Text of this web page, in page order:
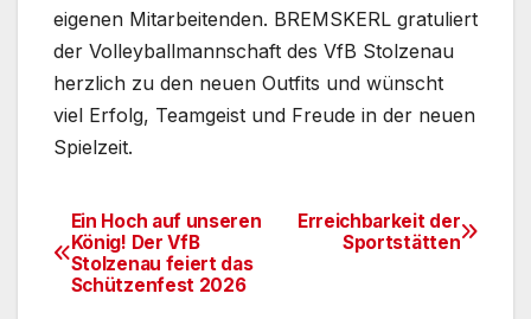
eigenen Mitarbeitenden. BREMSKERL gratuliert
der Volleyballmannschaft des VfB Stolzenau
herzlich zu den neuen Outfits und wünscht
viel Erfolg, Teamgeist und Freude in der neuen
Spielzeit.
Beitragsnavigation
Erreichbarkeit der
Sportstätten
Ein Hoch auf unseren
König! Der VfB
Stolzenau feiert das
Schützenfest 2026